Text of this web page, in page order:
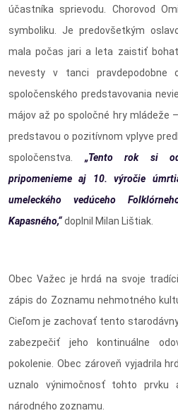
účastníka sprievodu. Chorovod
symboliku. Je predovšetkým
mala počas jari a leta zaistiť
nevesty v tanci pravdepodobne
spoločenského predstavovania
májov až po spoločné hry mládeže
predstavou o pozitívnom vplyve
spoločenstva. „Tento rok si
pripomenieme aj 10. výročie
umeleckého vedúceho
Kapasného,“doplnil Milan Lištiak.
Obec Važec je hrdá na svoje
zápis do Zoznamu nehmotného
Cieľom je zachovať tento
zabezpečiť jeho kontinuálne
pokolenie. Obec zároveň vyjadrila
uznalo výnimočnosť tohto prvku
národného zoznamu.